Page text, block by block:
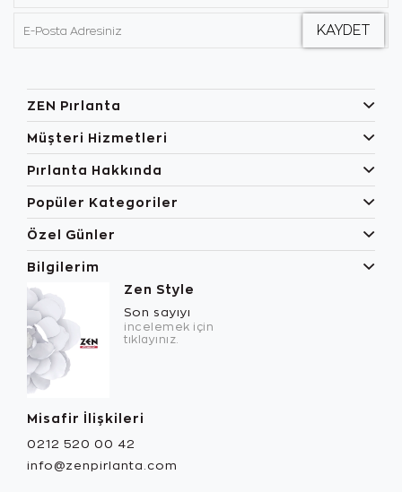
ZEN Pırlanta
Müşteri Hizmetleri
Pırlanta Hakkında
Popüler Kategoriler
Özel Günler
Bilgilerim
Zen Style
Son sayıyı
incelemek için
tıklayınız.
Misafir İlişkileri
0212 520 00 42
info@zenpirlanta.com